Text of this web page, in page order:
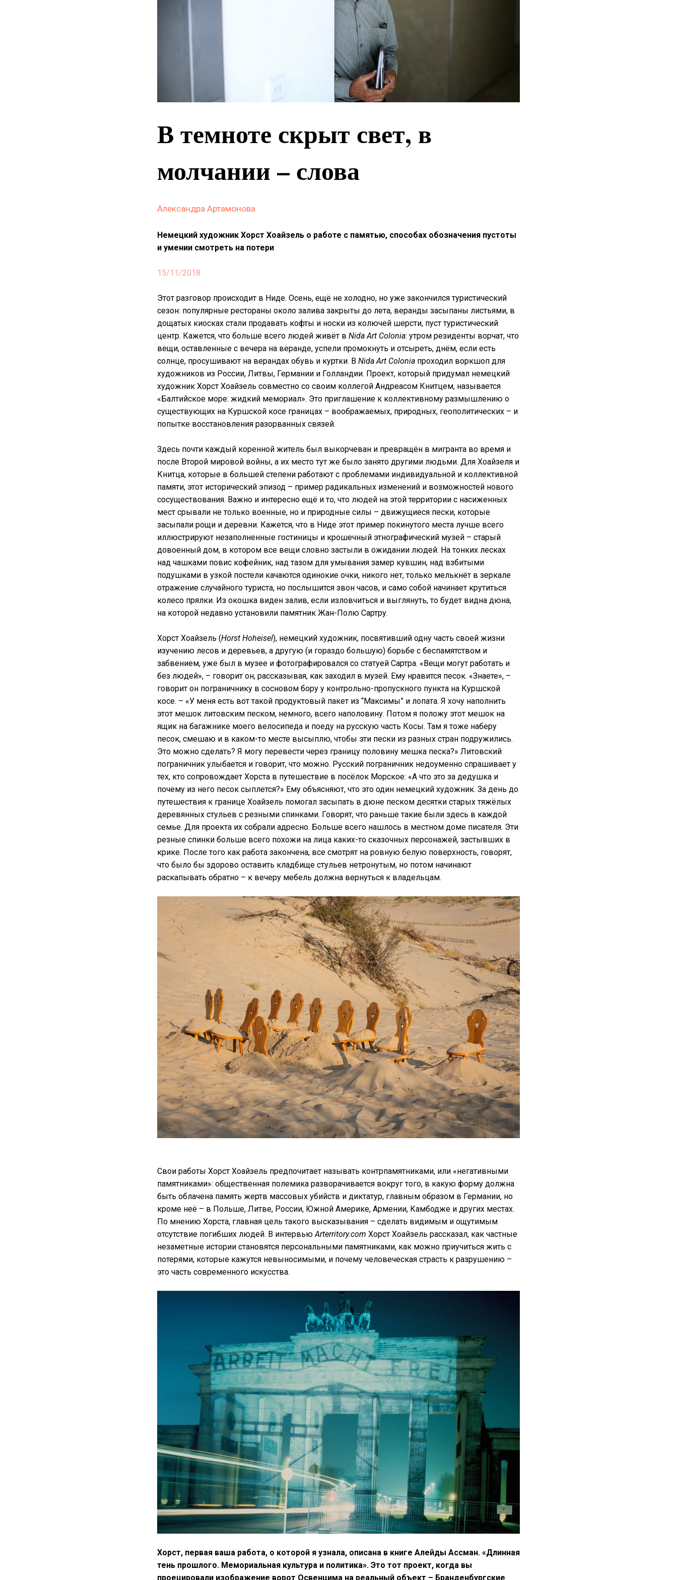
В темноте скрыт свет, в
молчании – слова
Александра Артамонова
Немецкий художник Хорст Хоайзель о работе с памятью, способах обозначения пустоты
и умении смотреть на потери
15/11/2018
Этот разговор происходит в Ниде. Осень, ещё не холодно, но уже закончился туристический
сезон: популярные рестораны около залива закрыты до лета, веранды засыпаны листьями, в
дощатых киосках стали продавать кофты и носки из колючей шерсти, пуст туристический
центр. Кажется, что больше всего людей живёт в Nida Art Colonia: утром резиденты ворчат, что
вещи, оставленные с вечера на веранде, успели промокнуть и отсыреть, днём, если есть
солнце, просушивают на верандах обувь и куртки. В Nida Art Colonia проходил воркшоп для
художников из России, Литвы, Германии и Голландии. Проект, который придумал немецкий
художник Хорст Хоайзель совместно со своим коллегой Андреасом Книтцем, называется
«Балтийское море: жидкий мемориал». Это приглашение к коллективному размышлению о
существующих на Куршской косе границах – воображаемых, природных, геополитических – и
попытке восстановления разорванных связей.
Здесь почти каждый коренной житель был выкорчеван и превращён в мигранта во время и
после Второй мировой войны, а их место тут же было занято другими людьми. Для Хоайзеля и
Книтца, которые в большей степени работают с проблемами индивидуальной и коллективной
памяти, этот исторический эпизод – пример радикальных изменений и возможностей нового
сосуществования. Важно и интересно ещё и то, что людей на этой территории с насиженных
мест срывали не только военные, но и природные силы – движущиеся пески, которые
засыпали рощи и деревни. Кажется, что в Ниде этот пример покинутого места лучше всего
иллюстрируют незаполненные гостиницы и крошечный этнографический музей – старый
довоенный дом, в котором все вещи словно застыли в ожидании людей. На тонких лесках
над чашками повис кофейник, над тазом для умывания замер кувшин, над взбитыми
подушками в узкой постели качаются одинокие очки, никого нет, только мелькнёт в зеркале
отражение случайного туриста, но послышится звон часов, и само собой начинает крутиться
колесо прялки. Из окошка виден залив, если изловчиться и выглянуть, то будет видна дюна,
на которой недавно установили памятник Жан-Полю Сартру.
Хорст Хоайзель (Horst Hoheisel), немецкий художник, посвятивший одну часть своей жизни
изучению лесов и деревьев, а другую (и гораздо большую) борьбе с беспамятством и
забвением, уже был в музее и фотографировался со статуей Сартра. «Вещи могут работать и
без людей», – говорит он, рассказывая, как заходил в музей. Ему нравится песок. «Знаете», –
говорит он пограничнику в сосновом бору у контрольно-пропускного пункта на Куршской
косе. – «У меня есть вот такой продуктовый пакет из “Максимы” и лопата. Я хочу наполнить
этот мешок литовским песком, немного, всего наполовину. Потом я положу этот мешок на
ящик на багажнике моего велосипеда и поеду на русскую часть Косы. Там я тоже наберу
песок, смешаю и в каком-то месте высыплю, чтобы эти пески из разных стран подружились.
Это можно сделать? Я могу перевести через границу половину мешка песка?» Литовский
пограничник улыбается и говорит, что можно. Русский пограничник недоуменно спрашивает у
тех, кто сопровождает Хорста в путешествие в посёлок Морское: «А что это за дедушка и
почему из него песок сыплется?» Ему объясняют, что это один немецкий художник. За день до
путешествия к границе Хоайзель помогал засыпать в дюне песком десятки старых тяжёлых
деревянных стульев с резными спинками. Говорят, что раньше такие были здесь в каждой
семье. Для проекта их собрали адресно. Больше всего нашлось в местном доме писателя. Эти
резные спинки больше всего похожи на лица каких-то сказочных персонажей, застывших в
крике. После того как работа закончена, все смотрят на ровную белую поверхность, говорят,
что было бы здорово оставить кладбище стульев нетронутым, но потом начинают
раскапывать обратно – к вечеру мебель должна вернуться к владельцам.
Свои работы Хорст Хоайзель предпочитает называть контрпамятниками, или «негативными
памятниками»: общественная полемика разворачивается вокруг того, в какую форму должна
быть облачена память жертв массовых убийств и диктатур, главным образом в Германии, но
кроме неё – в Польше, Литве, России, Южной Америке, Армении, Камбодже и других местах.
По мнению Хорста, главная цель такого высказывания – сделать видимым и ощутимым
отсутствие погибших людей. В интервьюArterritory.com Хорст Хоайзель рассказал, как частные
незаметные истории становятся персональными памятниками, как можно приучиться жить с
потерями, которые кажутся невыносимыми, и почему человеческая страсть к разрушению –
это часть современного искусства.
Хорст, первая ваша работа, о которой я узнала, описана в книге Алейды Ассман. «Длинная
тень прошлого. Мемориальная культура и политика». Это тот проект, когда вы
проецировали изображение ворот Освенцима на реальный объект – Бранденбургские